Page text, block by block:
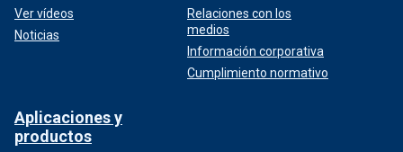
Ver vídeos
Noticias
Relaciones con los
medios
Información corporativa
Cumplimiento normativo
Aplicaciones y
productos